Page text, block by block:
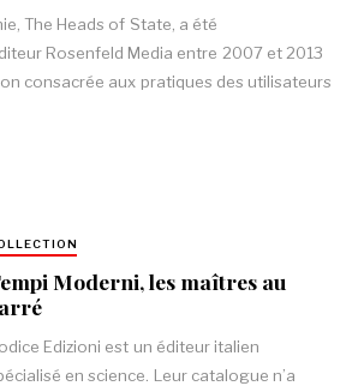
The Heads of State, a été
Rosenfeld Media entre 2007 et 2013
consacrée aux pratiques des utilisateurs
Moderni, les maîtres au
Edizioni est un éditeur italien
en science. Leur catalogue n’a